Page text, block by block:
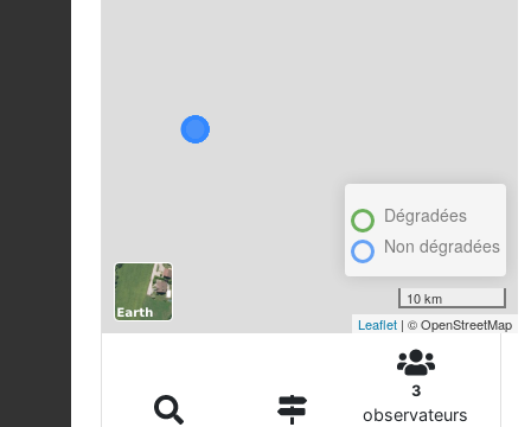
Dégradées
Non dégradées
10 km
Leaflet | © OpenStreetMap
3
observateurs